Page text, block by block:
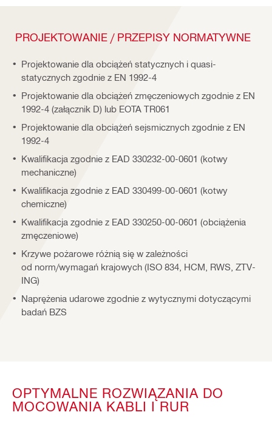
PROJEKTOWANIE / PRZEPISY NORMATYWNE
Projektowanie dla obciążeń statycznych i quasi-
statycznych zgodnie z EN 1992-4
Projektowanie dla obciążeń zmęczeniowych zgodnie z EN
1992-4 (załącznik D) lub EOTA TR061
Projektowanie dla obciążeń sejsmicznych zgodnie z EN
1992-4
Kwalifikacja zgodnie z EAD 330232-00-0601 (kotwy
mechaniczne)
Kwalifikacja zgodnie z EAD 330499-00-0601 (kotwy
chemiczne)
Kwalifikacja zgodnie z EAD 330250-00-0601 (obciążenia
zmęczeniowe)
Krzywe pożarowe różnią się w zależności
od norm/wymagań krajowych (ISO 834, HCM, RWS, ZTV-
ING)
Naprężenia udarowe zgodnie z wytycznymi dotyczącymi
badań BZS
OPTYMALNE ROZWIĄZANIA DO
MOCOWANIA KABLI I RUR